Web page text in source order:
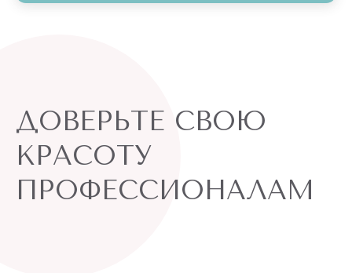
ДОВЕРЬТЕ СВОЮ
КРАСОТУ
ПРОФЕССИОНАЛАМ